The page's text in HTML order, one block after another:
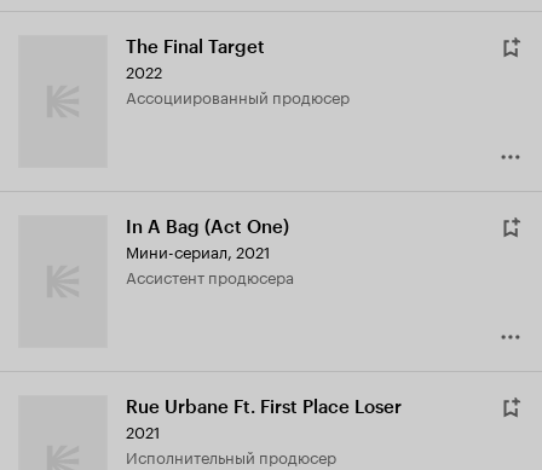
The Final Target
2022
ассоциированный продюсер
In A Bag (Act One)
Мини-сериал, 2021
ассистент продюсера
Rue Urbane Ft. First Place Loser
2021
исполнительный продюсер